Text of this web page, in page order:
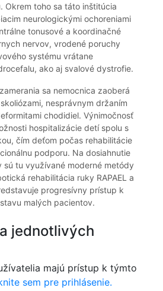
Okrem toho sa táto inštitúcia
neurologickými ochoreniami
tonusové a koordinačné
nervov, vrodené poruchy
systému vrátane
ako aj svalové dystrofie.
sa nemocnica zaoberá
nesprávnym držaním
chodidiel. Výnimočnosť
hospitalizácie detí spolu s
čím deťom počas rehabilitácie
podporu. Na dosiahnutie
sú tu využívané moderné metódy
rehabilitácia ruky RAPAEL a
progresívny prístup k
malých pacientov.
jednotlivých
majú prístup k týmto
sem pre prihlásenie.